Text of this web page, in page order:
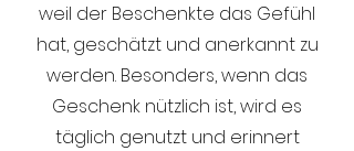
weil der Beschenkte das Gefühl
hat, geschätzt und anerkannt zu
werden. Besonders, wenn das
Geschenk nützlich ist, wird es
täglich genutzt und erinnert